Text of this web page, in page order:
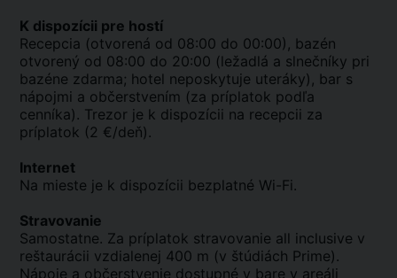
K dispozícii pre hostí
Recepcia (otvorená od 08:00 do 00:00), bazén
otvorený od 08:00 do 20:00 (ležadlá a slnečníky pri
bazéne zdarma; hotel neposkytuje uteráky), bar s
nápojmi a občerstvením (za príplatok podľa
cenníka). Trezor je k dispozícii na recepcii za
príplatok (2 €/deň).
Internet
Na mieste je k dispozícii bezplatné Wi-Fi.
Stravovanie
Samostatne. Za príplatok stravovanie all inclusive v
reštaurácii vzdialenej 400 m (v štúdiách Prime).
Nápoje a občerstvenie dostupné v bare v areáli